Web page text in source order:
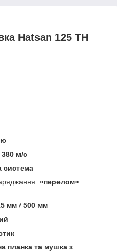
Hatsan 125 TH
380 м/с
система
«перелом»
мм / 500 мм
планка та мушка з